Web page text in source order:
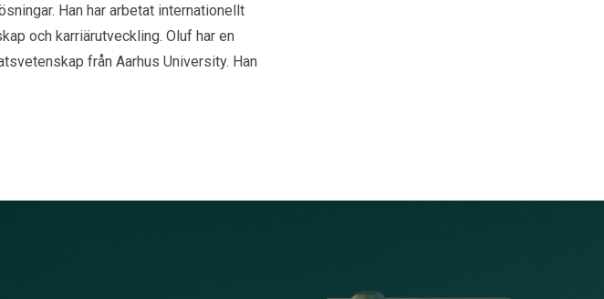
Han har arbetat internationellt
och karriärutveckling. Oluf har en
från Aarhus University. Han